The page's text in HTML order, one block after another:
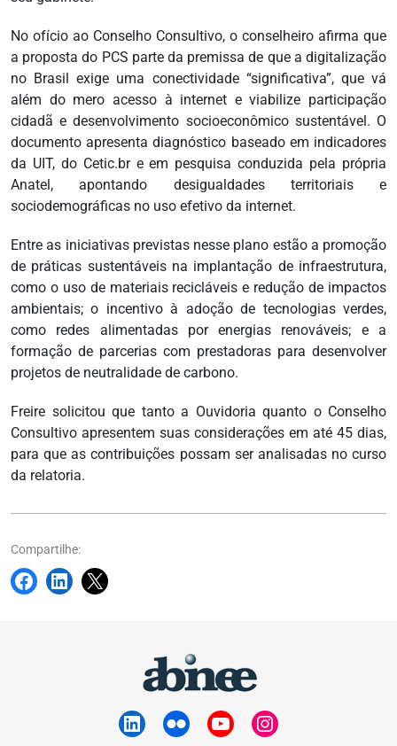
No ofício ao Conselho Consultivo, o conselheiro afirma que
a proposta do PCS parte da premissa de que a digitalização
no Brasil exige uma conectividade “significativa”, que vá
além do mero acesso à internet e viabilize participação
cidadã e desenvolvimento socioeconômico sustentável. O
documento apresenta diagnóstico baseado em indicadores
da UIT, do Cetic.br e em pesquisa conduzida pela própria
Anatel, apontando desigualdades territoriais e
sociodemográficas no uso efetivo da internet.
Entre as iniciativas previstas nesse plano estão a promoção
de práticas sustentáveis na implantação de infraestrutura,
como o uso de materiais recicláveis e redução de impactos
ambientais; o incentivo à adoção de tecnologias verdes,
como redes alimentadas por energias renováveis; e a
formação de parcerias com prestadoras para desenvolver
projetos de neutralidade de carbono.
Freire solicitou que tanto a Ouvidoria quanto o Conselho
Consultivo apresentem suas considerações em até 45 dias,
para que as contribuições possam ser analisadas no curso
da relatoria.
Compartilhe: